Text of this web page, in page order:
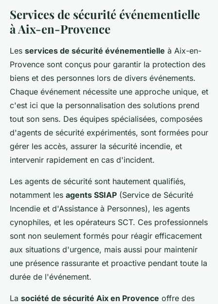
Services de sécurité événementielle
à Aix-en-Provence
Les services de sécurité événementielle à Aix-en-
Provence sont conçus pour garantir la protection des
biens et des personnes lors de divers événements.
Chaque événement nécessite une approche unique, et
c'est ici que la personnalisation des solutions prend
tout son sens. Des équipes spécialisées, composées
d'agents de sécurité expérimentés, sont formées pour
gérer les accès, assurer la sécurité incendie, et
intervenir rapidement en cas d'incident.
Les agents de sécurité sont hautement qualifiés,
notamment les agents SSIAP (Service de Sécurité
Incendie et d'Assistance à Personnes), les agents
cynophiles, et les opérateurs SCT. Ces professionnels
sont non seulement formés pour réagir efficacement
aux situations d'urgence, mais aussi pour maintenir
une présence rassurante et proactive pendant toute la
durée de l'événement.
La société de sécurité Aix en Provence offre des